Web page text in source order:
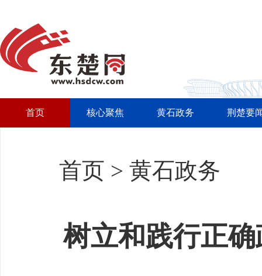
首页 核心聚焦 黄石政务 荆楚要
首页 > 黄石政务
树立和践行正